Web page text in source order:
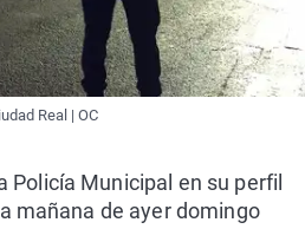
Real | OC
Policía Municipal en su perfil
mañana de ayer domingo